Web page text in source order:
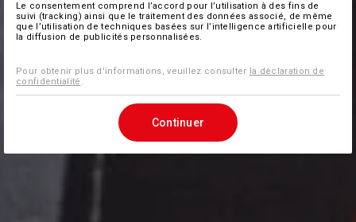
Le consentement comprend l’accord pour l’utilisation à des fins de
suivi (tracking) ainsi que le traitement des données associé, de même
que l’utilisation de techniques basées sur l’intelligence artificielle pour
la diffusion de publicités personnalisées.
Pour obtenir plus d'informations, veuillez consulter la déclaration de
confidentialité .
Continuer